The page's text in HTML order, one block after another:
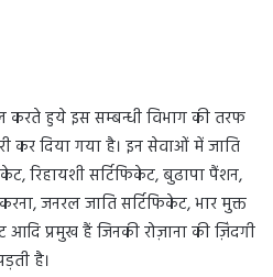
करते हुये इस सम्बन्धी विभाग की तरफ
कर दिया गया है। इन सेवाओं में जाति
रिहायशी सर्टिफिकेट, बुढापा पैंशन,
जनरल जाति सर्टिफिकेट, भार मुक्त
आदि प्रमुख हैं जिनकी रोज़ाना की ज़िंदगी
है।